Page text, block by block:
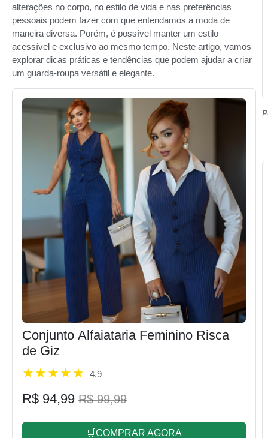
alterações no corpo, no estilo de vida e nas preferências
pessoais podem fazer com que entendamos a moda de
maneira diversa. Porém, é possível manter um estilo
acessível e exclusivo ao mesmo tempo. Neste artigo, vamos
explorar dicas práticas e tendências que podem ajudar a criar
um guarda-roupa versátil e elegante.
Conjunto Alfaiataria Feminino Risca
de Giz
4.9
R$ 94,99 R$ 99,99
🛒COMPRAR AGORA